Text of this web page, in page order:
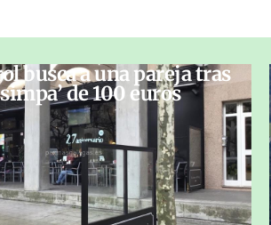
busca a una pareja tras
de 100 euros